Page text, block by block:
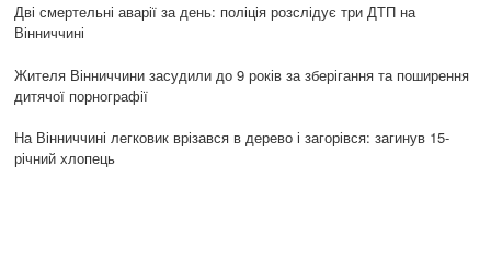
Дві смертельні аварії за день: поліція розслідує три ДТП на
Вінниччині
Жителя Вінниччини засудили до 9 років за зберігання та поширення
дитячої порнографії
На Вінниччині легковик врізався в дерево і загорівся: загинув 15-
річний хлопець